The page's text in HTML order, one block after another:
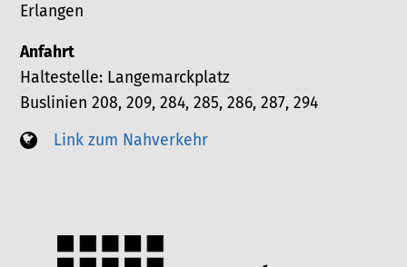
Erlangen
Anfahrt
Haltestelle: Langemarckplatz
Buslinien 208, 209, 284, 285, 286, 287, 294
Link zum Nahverkehr